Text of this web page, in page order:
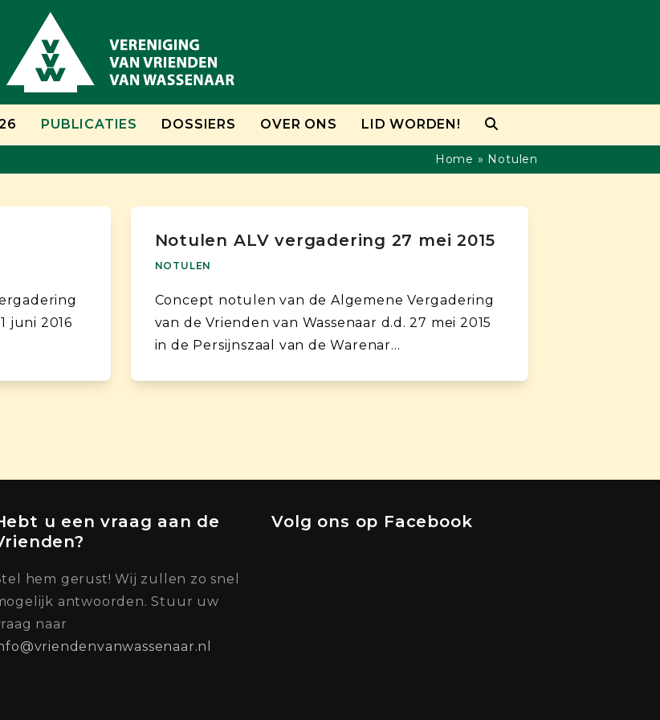
PUBLICATIES DOSSIERS OVER ONS LID WORDEN!
Home » Notulen
juni 2016
Notulen ALV vergadering 27 mei 2015
NOTULEN
Concept notulen van de Algemene Vergadering
van de Vrienden van Wassenaar d.d. 27 mei 2015
in de Persijnszaal van de Warenar…
u een vraag aan de
hem gerust! Wij zullen zo snel
antwoorden. Stuur uw
naar
Volg ons op Facebook